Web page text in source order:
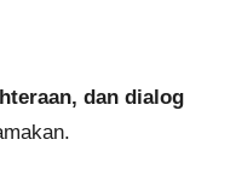
dan dialog